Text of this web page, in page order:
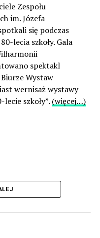
Zespołu
im. Józefa
się podczas
lecia szkoły. Gala
spektakl
Wystaw
wernisaż wystawy
szkoły”. (więcej…)